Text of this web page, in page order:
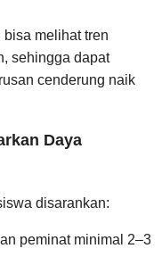
melihat tren
sehingga dapat
cenderung naik
Daya
disarankan:
peminat minimal 2–3